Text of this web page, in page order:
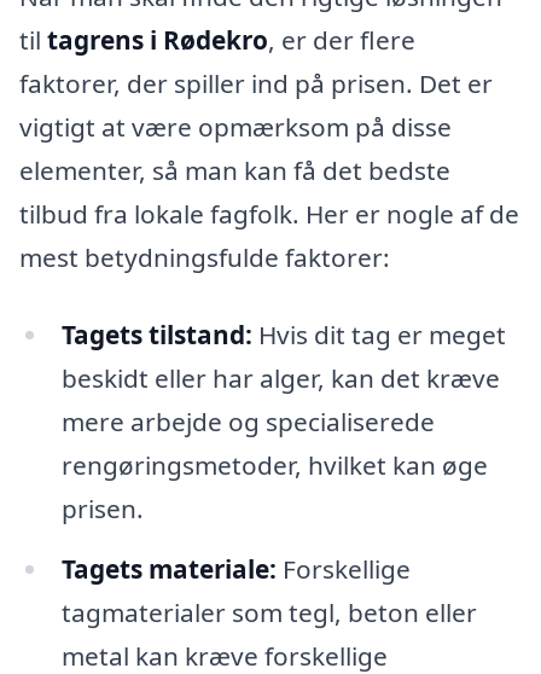
til tagrens i Rødekro, er der flere
faktorer, der spiller ind på prisen. Det er
vigtigt at være opmærksom på disse
elementer, så man kan få det bedste
tilbud fra lokale fagfolk. Her er nogle af de
mest betydningsfulde faktorer:
Tagets tilstand: Hvis dit tag er meget
beskidt eller har alger, kan det kræve
mere arbejde og specialiserede
rengøringsmetoder, hvilket kan øge
prisen.
Tagets materiale: Forskellige
tagmaterialer som tegl, beton eller
metal kan kræve forskellige